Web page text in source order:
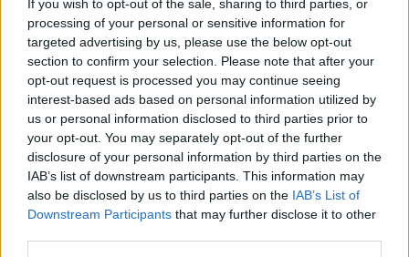
If you wish to opt-out of the sale, sharing to third parties, or
processing of your personal or sensitive information for
targeted advertising by us, please use the below opt-out
section to confirm your selection. Please note that after your
opt-out request is processed you may continue seeing
interest-based ads based on personal information utilized by
us or personal information disclosed to third parties prior to
your opt-out. You may separately opt-out of the further
disclosure of your personal information by third parties on the
IAB’s list of downstream participants. This information may
also be disclosed by us to third parties on the IAB’s List of
Downstream Participants that may further disclose it to other
για τους φοιτητές, και στα πανεπιστήμια επικρατεί
ενθουσιασμός, περιέργεια και πολλές νέες αρχές.
Ανάμεσα σταstandsπου υποδέχονταν τους
πρωτοετείς φοιτητές στο Πάντειο και στο
Χαροκόπειο Πανεπιστήμιο, κάτι διαφορετικό
τραβούσε τα βλέμματα — οι Πρόσκοποι ήταν εκεί!
Με φωτεινά χαμόγελα, χρώματα και διάθεση για
συζήτηση, τα Ενήλικα Στελέχη των Προσκόπων
μίλησαν με δεκάδες νέους για τον εθελοντισμό, τη
δράση και την αξία του να ανήκεις σε μια ομάδα που